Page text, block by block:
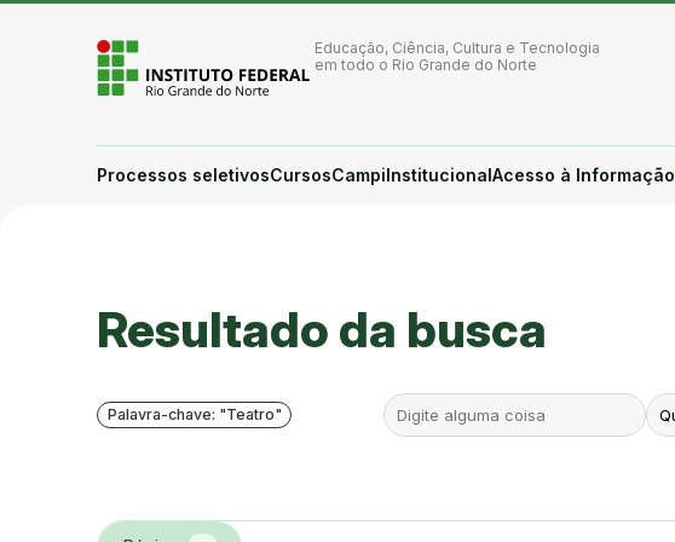
Ir para a página inicial
Ir para a busca
Ir para o menu principal
Ir para o conteúdo
Alto contraste
Login da Área Administrativa
Educação, Ciência, Cultura e Tecnologia
em todo o Rio Grande do Norte
Processos seletivosCursosCampiInstitucionalAcesso à Informação
Resultado da busca
Palavra-chave: "Teatro"